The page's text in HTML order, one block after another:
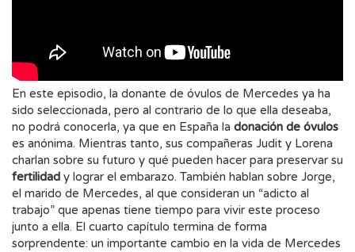
En este episodio, la donante de óvulos de Mercedes ya ha
sido seleccionada, pero al contrario de lo que ella deseaba,
no podrá conocerla, ya que en España la donación de óvulos
es anónima. Mientras tanto, sus compañeras Judit y Lorena
charlan sobre su futuro y qué pueden hacer para preservar su
fertilidad y lograr el embarazo. También hablan sobre Jorge,
el marido de Mercedes, al que consideran un “adicto al
trabajo” que apenas tiene tiempo para vivir este proceso
junto a ella. El cuarto capítulo termina de forma
sorprendente: un importante cambio en la vida de Mercedes